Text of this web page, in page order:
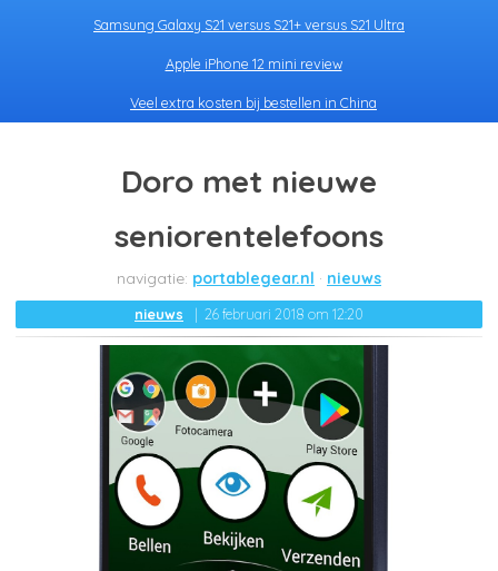
Samsung Galaxy S21 versus S21+ versus S21 Ultra
Apple iPhone 12 mini review
Veel extra kosten bij bestellen in China
Doro met nieuwe
seniorentelefoons
portablegear.nl nieuws
nieuws 26 februari 2018 om 12:20